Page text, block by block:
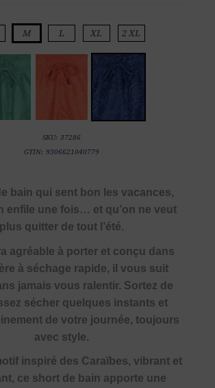
M L XL 2 XL
SKU: 37286
GTIN: 9306621040779
bain qui sent bon les vacances,
enfile une fois… et qu’on ne veut
plus quitter de tout l’été.
agréable à porter et conçu dans
à séchage rapide, il vous suit
jamais vous ralentir. Sortez de
sécher quelques instants et
de votre journée, toujours
avec style.
inspiré des Caraïbes, vibrant et
ce short de bain apporte une